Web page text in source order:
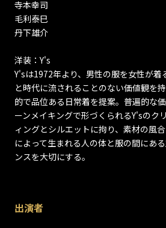
寺本幸司
毛利泰巳
丹下雄介
洋装：Y's
Y'sは1972年より、男性の服を女性が着
と時代に流されることのない価値観を
的で品位ある日常着を提案。普遍的な
ーンメイキングで形づくられるY'sのク
ィングとシルエットに拘り、素材の風
によって生まれる人の体と服の間にあ
ンスを大切にする。
出演者